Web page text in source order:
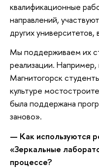
квалификационные
направлений,
других университетов,
Мы поддерживаем их
реализации. Например,
Магнитогорск
культуре
была поддержана
заново».
— Как используются
«Зеркальные
процессе?